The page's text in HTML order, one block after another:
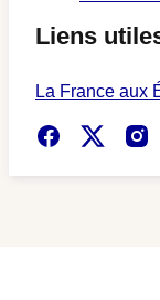
Liens
La France aux
Facebook
X